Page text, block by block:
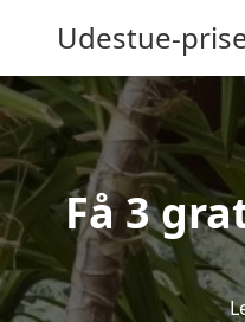
Udestue-
Få 3